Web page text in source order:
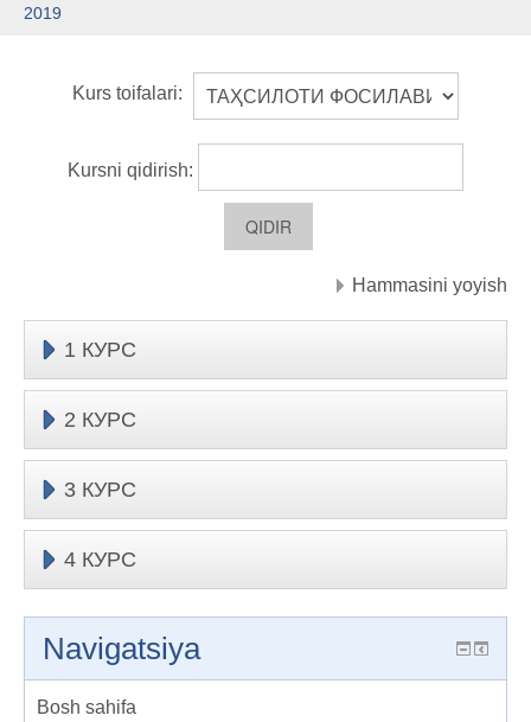
2019
Kurs toifalari:
Kursni qidirish:
Hammasini yoyish
1 КУРС
2 КУРС
3 КУРС
4 КУРС
Navigatsiya
Bosh sahifa